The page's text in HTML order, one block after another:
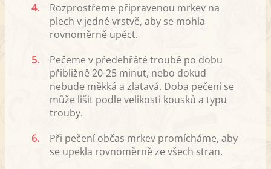
4.
Rozprostřeme připravenou mrkev na
plech v jedné vrstvě, aby se mohla
rovnoměrně upéct.
5.
Pečeme v předehřáté troubě po dobu
přibližně 20-25 minut, nebo dokud
nebude měkká a zlatavá. Doba pečení se
může lišit podle velikosti kousků a typu
trouby.
6.
Při pečení občas mrkev promícháme, aby
se upekla rovnoměrně ze všech stran.